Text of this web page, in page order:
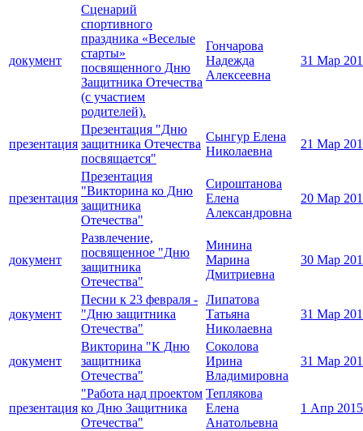
документ
Сценарий
спортивного
праздника «Веселые
старты»
посвященного Дню
Защитника Отечества
(с участием
родителей).
Гончарова
Надежда
Алексеевна
31 Мар
презентация
Презентация "Дню
защитника Отечества
посвящается"
Сынгур Елена
Николаевна
21 Мар
презентация
Презентация
"Викторина ко Дню
защитника
Отечества"
Сироштанова
Елена
Александровна
20 Мар
документ
Развлечение,
посвященное "Дню
защитника
Отечества"
Минина
Марина
Дмитриевна
30 Мар
документ
Песни к 23 февраля -
"Дню защитника
Отечества"
Липатова
Татьяна
Николаевна
31 Мар
документ
Викторина "К Дню
защитника
Отечества"
Соколова
Ирина
Владимировна
31 Мар
презентация
"Работа над проектом
ко Дню Защитника
Отечества"
Теплякова
Елена
Анатольевна
1 Апр 2015